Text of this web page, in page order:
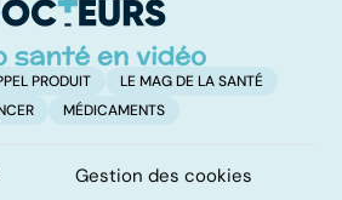
PRODUIT
LE MAG DE LA SANTÉ
MÉDICAMENTS
Gestion des cookies